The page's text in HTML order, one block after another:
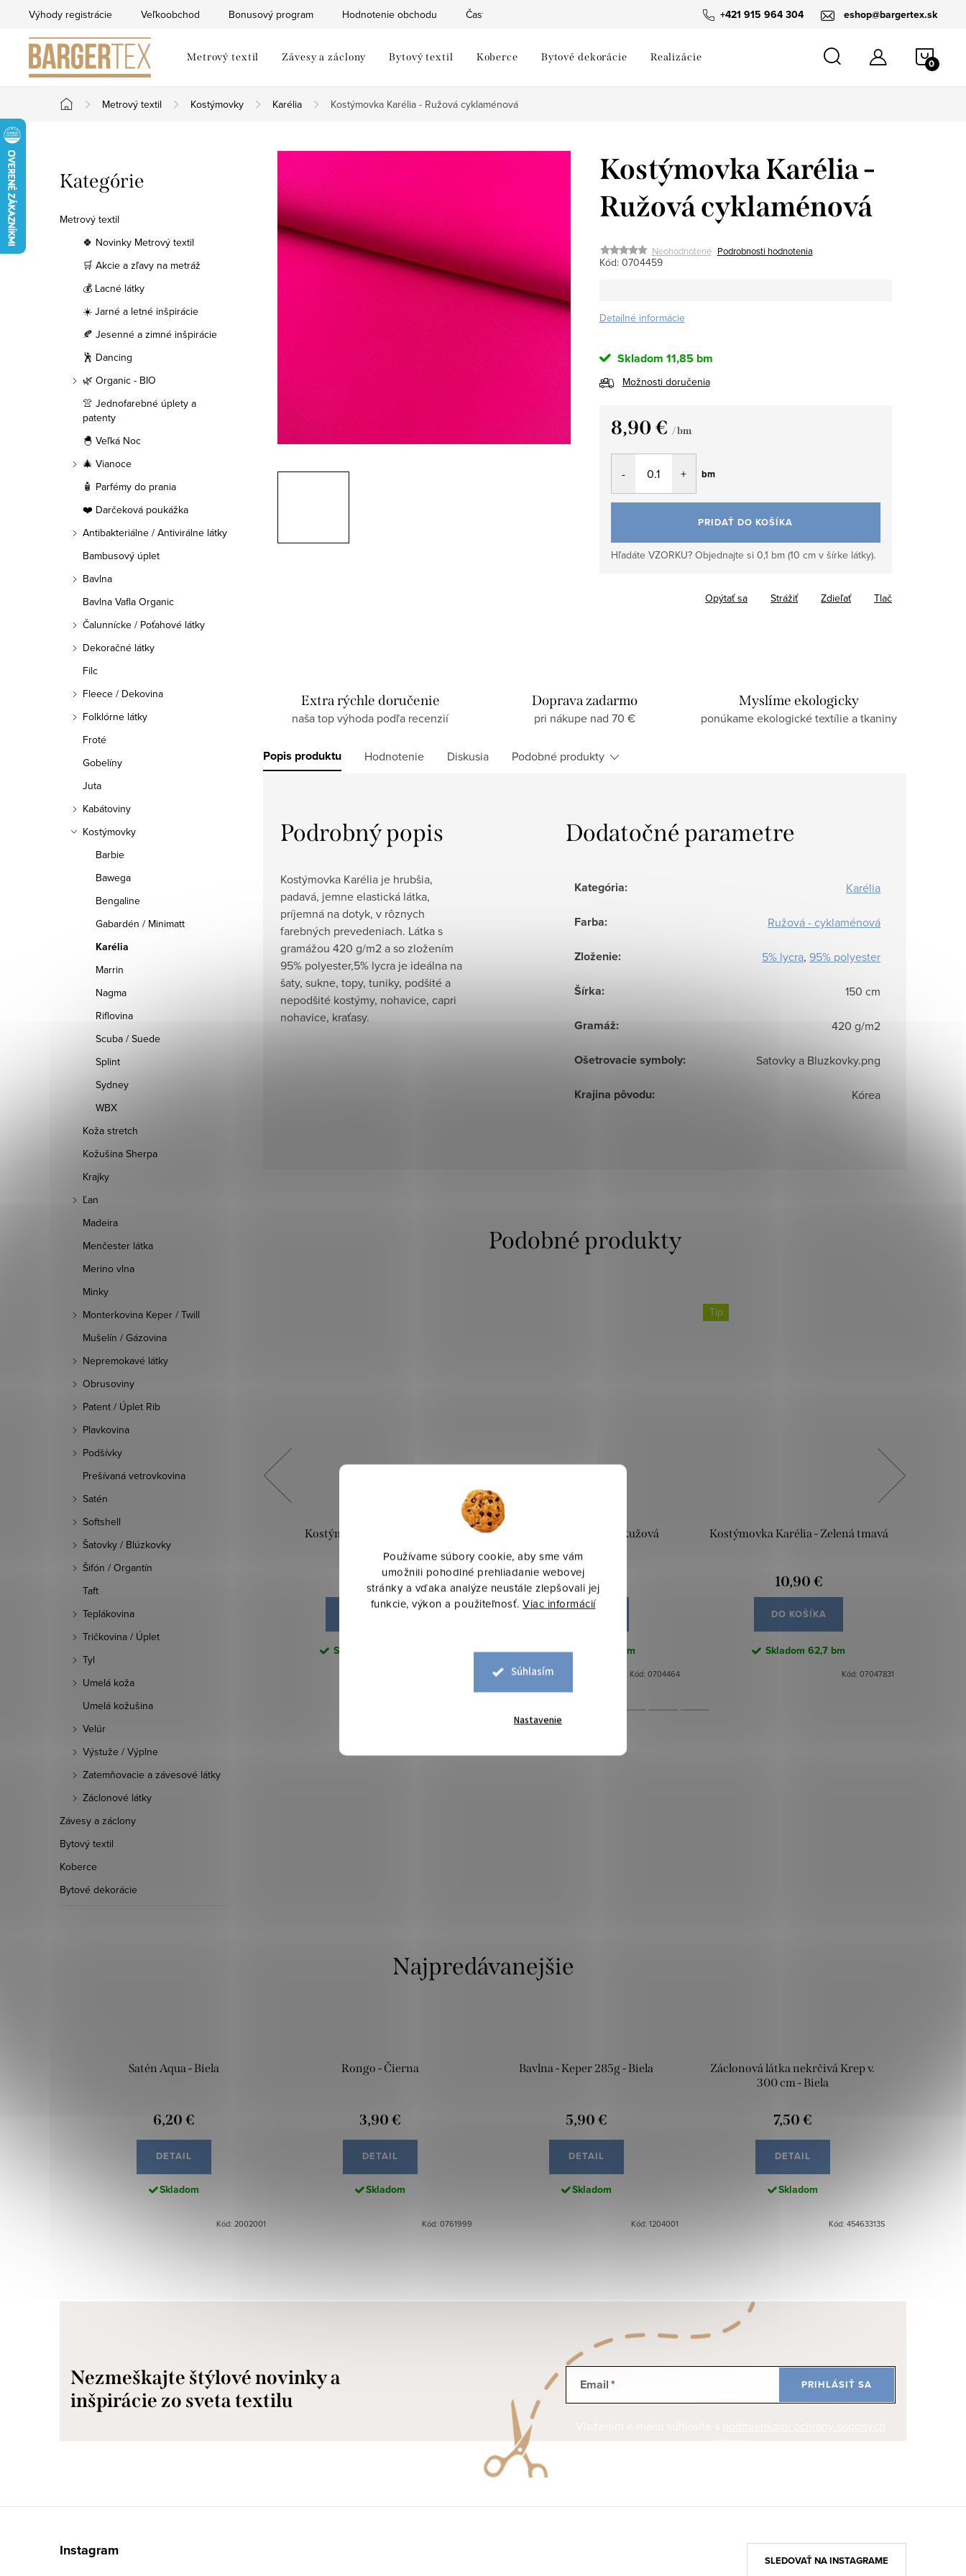
Používame súbory cookie, aby sme vám
umožnili pohodlné prehliadanie webovej
stránky a vďaka analýze neustále zlepšovali jej
funkcie, výkon a použiteľnosť. Viac informácií
Súhlasím
Nastavenie
obsah
+421 915 964 304 eshop@bargertex.sk
Výhody registrácie Veľkoobchod Bonusový program Hodnotenie obchodu Často kladené otázky
Metrový textil Závesy a záclony Bytový textil Koberce Bytové dekorácie Realizácie
Domov
Metrový textil Kostýmovky Karélia Kostýmovka Karélia - Ružová cyklaménová
o
č
Preskočiť
kategórie
Kategórie
Metrový textil
🍀 Novinky Metrový textil
🛒 Akcie a zľavy na metráž
💰 Lacné látky
☀️ Jarné a letné inšpirácie
🍂 Jesenné a zimné inšpirácie
🕺 Dancing
🌿 Organic - BIO
👚 Jednofarebné úplety a
patenty
🐣 Veľká Noc
🎄 Vianoce
🧴 Parfémy do prania
❤️ Darčeková poukážka
Antibakteriálne / Antivirálne látky
Bambusový úplet
Bavlna
Bavlna Vafla Organic
Čalunnícke / Poťahové látky
Dekoračné látky
Filc
Fleece / Dekovina
Folklórne látky
Froté
Gobelíny
Juta
Kabátoviny
Kostýmovky
Barbie
Bawega
Bengaline
Gabardén / Minimatt
Karélia
Marrin
Nagma
Riflovina
Scuba / Suede
Splint
Sydney
WBX
Koža stretch
Kožušina Sherpa
Krajky
Ľan
Madeira
Menčester látka
Merino vlna
Minky
Monterkovina Keper / Twill
Mušelín / Gázovina
Nepremokavé látky
Obrusoviny
Patent / Úplet Rib
Plavkovina
Podšívky
Prešívaná vetrovkovina
Satén
Softshell
Šatovky / Blúzkovky
Šifón / Organtín
Taft
Teplákovina
Tričkovina / Úplet
Tyl
Umelá koža
Umelá kožušina
Velúr
Výstuže / Výplne
Zatemňovacie a závesové látky
Záclonové látky
Závesy a záclony
Bytový textil
Koberce
Bytové dekorácie
Kostýmovka Karélia -
Ružová cyklaménová
Neohodnotené Podrobnosti hodnotenia
Kód: 0704459
Detailné informácie
Skladom 11,85 bm
Možnosti doručenia
8,90 € / bm
Jednotková
bm
PRIDAŤ DO KOŠÍKA
Hľadáte VZORKU? Objednajte si 0,1 bm (10 cm v šírke látky).
Tlač
Opýtať sa Strážiť Zdieľať
Extra rýchle doručenie
naša top výhoda podľa recenzií
Doprava zadarmo
pri nákupe nad 70 €
Myslíme ekologicky
ponúkame ekologické textílie a tkaniny
Popis produktu Hodnotenie Diskusia Podobné produkty
Podrobný popis
Kostýmovka Karélia je hrubšia,
padavá, jemne elastická látka,
príjemná na dotyk, v rôznych
farebných prevedeniach. Látka s
gramážou 420 g/m2 a so zložením
95% polyester,5% lycra je ideálna na
šaty, sukne, topy, tuniky, podšité a
nepodšité kostýmy, nohavice, capri
nohavice, kraťasy.
Dodatočné parametre
Kategória: Karélia
Farba: Ružová - cyklaménová
Zloženie: 5% lycra, 95% polyester
Šírka: 150 cm
Gramáž: 420 g/m2
Ošetrovacie symboly: Satovky a Bluzkovky.png
Krajina pôvodu: Kórea
paprika
DO KOŠÍKA
Kostýmovka Karélia - Sivá
10,90 €
Skladom
Kostýmovka Karélia - Ružová
9,90 €
DO KOŠÍKA
Skladom 30,05 bm
Kód: 0704464
Tip
Kostýmovka Karélia - Zelená tmavá
10,90 €
DO KOŠÍKA
Skladom 62,7 bm
Kód: 07047831
Najpredávanejšie
Satén Aqua - Biela
6,20 €
DETAIL
Skladom
Kód: 2002001
Rongo - Čierna
3,90 €
DETAIL
Skladom
Kód: 0761999
Bavlna - Keper 285g - Biela
5,90 €
DETAIL
Skladom
Kód: 1204001
Záclonová látka nekrčivá Krep v.
300 cm - Biela
7,50 €
DETAIL
Skladom
Kód: 45463313S
Nezmeškajte štýlové novinky a
inšpirácie zo sveta textilu
Email PRIHLÁSIŤ SA
Instagram
SLEDOVAŤ NA INSTAGRAME